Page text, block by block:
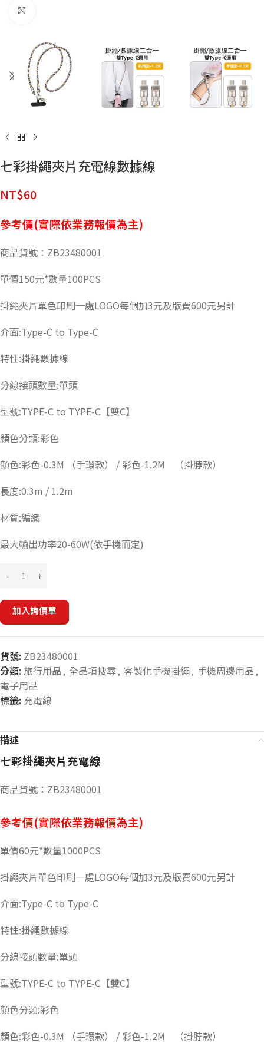
七彩掛繩夾片充電線數據線
NT$60
參考價(實際依業務報價為主)
商品貨號：ZB23480001
單價150元*數量100PCS
掛繩夾片單色印刷一處LOGO每個加3元及版費600元另計
介面:Type-C to Type-C
特性:掛繩數據線
分線接頭數量:單頭
型號:TYPE-C to TYPE-C【雙C】
顏色分類:彩色
顏色:彩色-0.3M （手環款） / 彩色-1.2M （掛脖款）
長度:0.3m / 1.2m
材質:編織
最大輸出功率20-60W(依手機而定)
加入詢價單
貨號: ZB23480001
分類: 旅行用品 , 全品項搜尋, 客製化手機掛繩, 手機周邊用品 ,
電子用品
標籤: 充電線
描述
七彩掛繩夾片充電線
商品貨號：ZB23480001
參考價(實際依業務報價為主)
單價60元*數量1000PCS
掛繩夾片單色印刷一處LOGO每個加3元及版費600元另計
介面:Type-C to Type-C
特性:掛繩數據線
分線接頭數量:單頭
型號:TYPE-C to TYPE-C【雙C】
顏色分類:彩色
顏色:彩色-0.3M （手環款） / 彩色-1.2M （掛脖款）